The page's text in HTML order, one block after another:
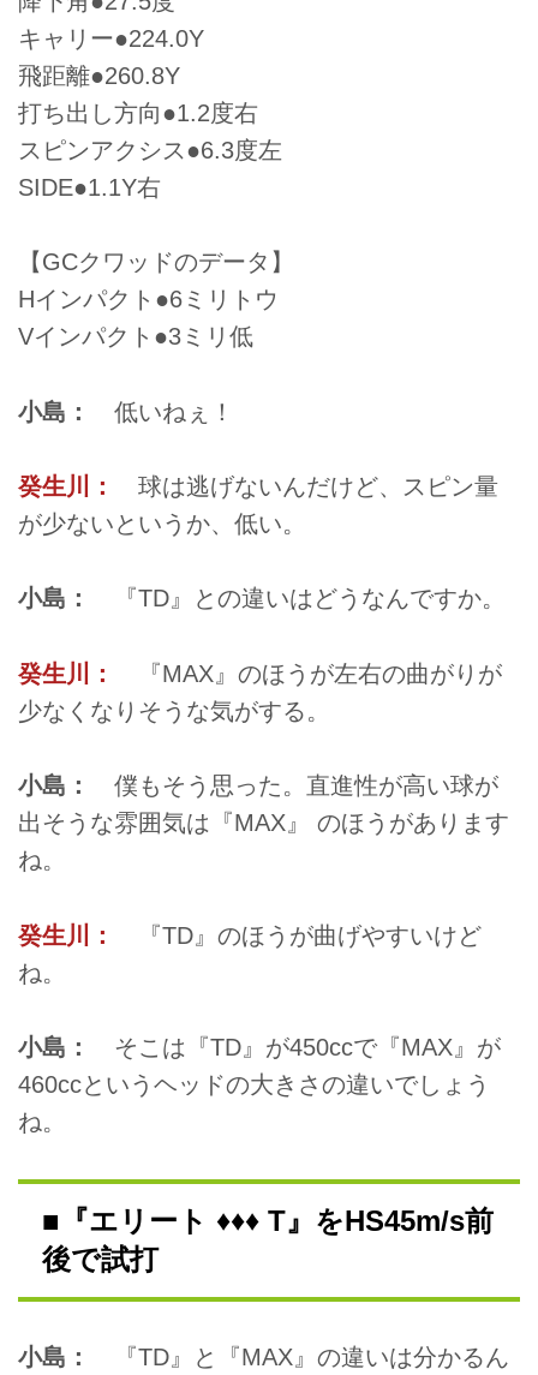
キャリー●224.0Y
飛距離●260.8Y
打ち出し方向●1.2度右
スピンアクシス●6.3度左
SIDE●1.1Y右
【GCクワッドのデータ】
Hインパクト●6ミリトウ
Vインパクト●3ミリ低
小島： 低いねぇ！
癸生川：
球は逃げないんだけど、スピン量
が少ないというか、低い。
小島： 『TD』との違いはどうなんですか。
癸生川：
『MAX』のほうが左右の曲がりが
少なくなりそうな気がする。
小島：
僕もそう思った。直進性が高い球が
出そうな雰囲気は『MAX』 のほうがあります
ね。
癸生川：
『TD』のほうが曲げやすいけど
ね。
小島：
そこは『TD』が450ccで『MAX』が
460ccというヘッドの大きさの違いでしょう
ね。
■『エリート ♦♦♦ T』をHS45m/s前
後で試打
小島：
『TD』と『MAX』の違いは分かるん